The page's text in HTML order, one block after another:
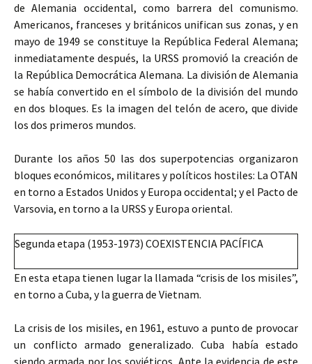
de Alemania occidental, como barrera del comunismo.
Americanos, franceses y británicos unifican sus zonas, y en
mayo de 1949 se constituye la República Federal Alemana;
inmediatamente después, la URSS promovió la creación de
la República Democrática Alemana. La división de Alemania
se había convertido en el símbolo de la división del mundo
en dos bloques. Es la imagen del telón de acero, que divide
los dos primeros mundos.
Durante los años 50 las dos superpotencias organizaron
bloques económicos, militares y políticos hostiles: La OTAN
en torno a Estados Unidos y Europa occidental; y el Pacto de
Varsovia, en torno a la URSS y Europa oriental.
Segunda etapa (1953-1973) COEXISTENCIA PACÍFICA
En esta etapa tienen lugar la llamada “crisis de los misiles”,
en torno a Cuba, y la guerra de Vietnam.
La crisis de los misiles, en 1961, estuvo a punto de provocar
un conflicto armado generalizado. Cuba había estado
siendo armada por los soviéticos. Ante la evidencia de este